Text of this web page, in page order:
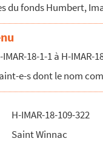
du fonds Humbert,
IMAR-18-1-1 à H-IMAR-
e-s dont le nom
H-IMAR-18-109-322
Saint Winnac